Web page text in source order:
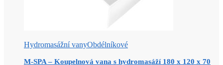
Hydromasážní vanyObdélníkové
M-SPA – Koupelnová vana s hydromasáží 180 x 120 x 70